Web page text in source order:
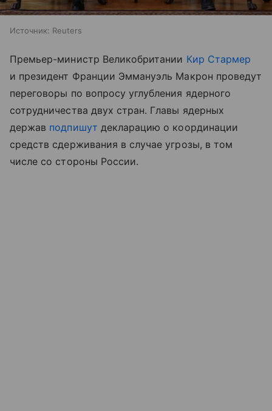
Источник: Reuters
Премьер-министр Великобритании Кир Стармер
и президент Франции Эммануэль Макрон проведут
переговоры по вопросу углубления ядерного
сотрудничества двух стран. Главы ядерных
держав подпишут декларацию о координации
средств сдерживания в случае угрозы, в том
числе со стороны России.